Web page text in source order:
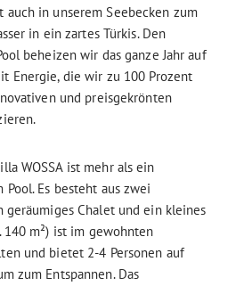
auch in unserem Seebecken zum
in ein zartes Türkis. Den
beheizen wir das ganze Jahr auf
Energie, die wir zu 100 Prozent
und preisgekrönten
WOSSA ist mehr als ein
Es besteht aus zwei
geräumiges Chalet und ein kleines
140 m²) ist im gewohnten
und bietet 2-4 Personen auf
zum Entspannen. Das